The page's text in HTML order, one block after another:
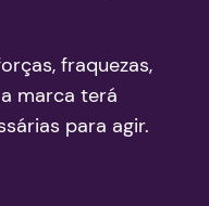
fraquezas,
marca terá
para agir.